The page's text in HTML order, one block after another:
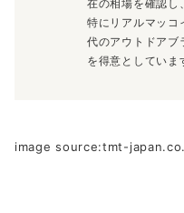
在の相場を確認し
特にリアルマッコ
代のアウトドアブ
を得意としていま
image source:tmt-